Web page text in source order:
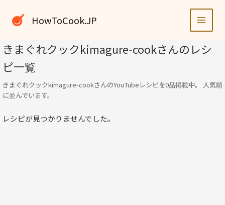
キ
ッ
HowToCook.JP
きまぐれクックkimagure-cookさんのレシ
ピ一覧
きまぐれクックkimagure-cookさんのYouTubeレシピを0品掲載中。 人気順
に並んでいます。
レシピが見つかりませんでした。